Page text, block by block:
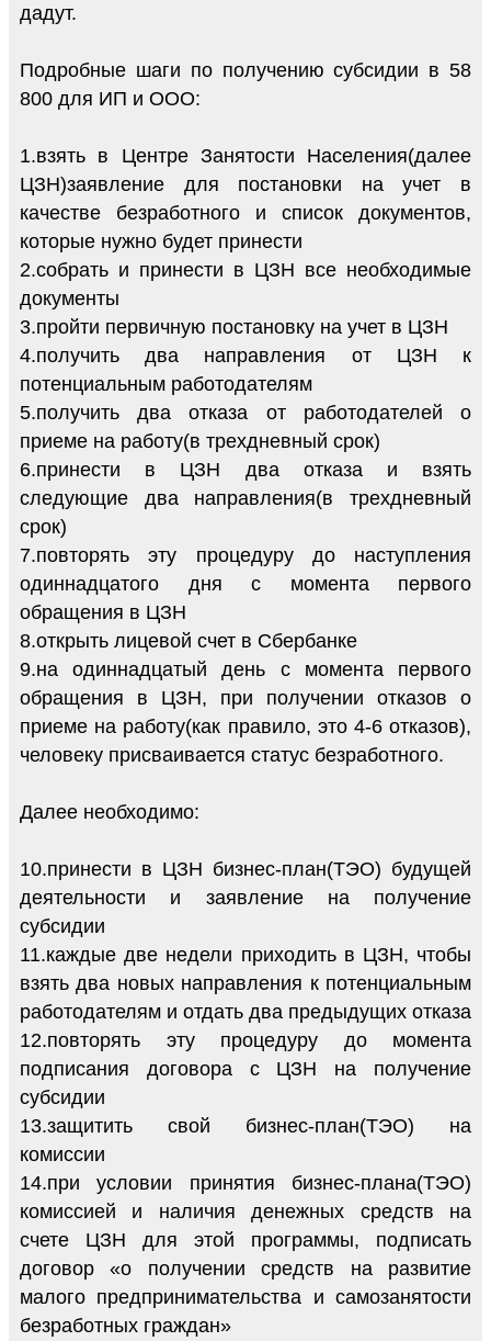
дадут.
Подробные шаги по получению субсидии в 58
800 для ИП и ООО:
1.взять в Центре Занятости Населения(далее
ЦЗН)заявление для постановки на учет в
качестве безработного и список документов,
которые нужно будет принести
2.собрать и принести в ЦЗН все необходимые
документы
3.пройти первичную постановку на учет в ЦЗН
4.получить два направления от ЦЗН к
потенциальным работодателям
5.получить два отказа от работодателей о
приеме на работу(в трехдневный срок)
6.принести в ЦЗН два отказа и взять
следующие два направления(в трехдневный
срок)
7.повторять эту процедуру до наступления
одиннадцатого дня с момента первого
обращения в ЦЗН
8.открыть лицевой счет в Сбербанке
9.на одиннадцатый день с момента первого
обращения в ЦЗН, при получении отказов о
приеме на работу(как правило, это 4-6 отказов),
человеку присваивается статус безработного.
Далее необходимо:
10.принести в ЦЗН бизнес-план(ТЭО) будущей
деятельности и заявление на получение
субсидии
11.каждые две недели приходить в ЦЗН, чтобы
взять два новых направления к потенциальным
работодателям и отдать два предыдущих отказа
12.повторять эту процедуру до момента
подписания договора с ЦЗН на получение
субсидии
13.защитить свой бизнес-план(ТЭО) на
комиссии
14.при условии принятия бизнес-плана(ТЭО)
комиссией и наличия денежных средств на
счете ЦЗН для этой программы, подписать
договор «о получении средств на развитие
малого предпринимательства и самозанятости
безработных граждан»